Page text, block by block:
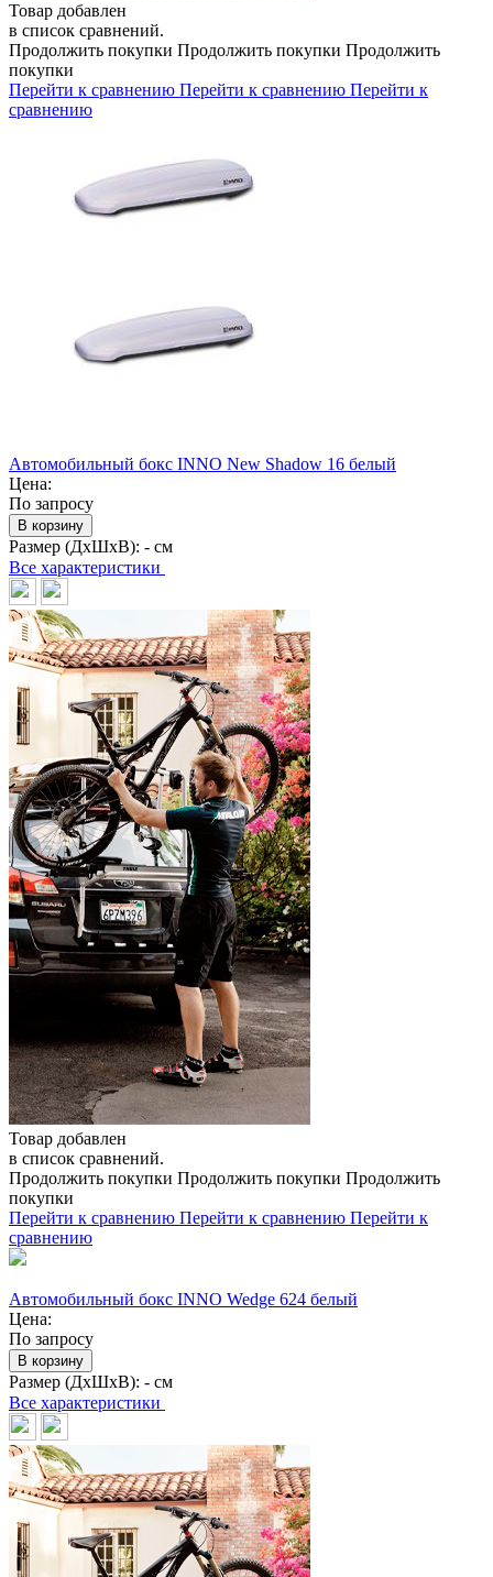
Товар добавлен
в список сравнений.
Продолжить покупки Продолжить покупки Продолжить
покупки
Перейти к сравнению Перейти к сравнению Перейти к
сравнению
Автомобильный бокс INNO New Shadow 16 белый
Цена:
По запросу
В корзину
Размер (ДхШхВ): - см
Все характеристики
Товар добавлен
в список сравнений.
Продолжить покупки Продолжить покупки Продолжить
покупки
Перейти к сравнению Перейти к сравнению Перейти к
сравнению
Автомобильный бокс INNO Wedge 624 белый
Цена:
По запросу
В корзину
Размер (ДхШхВ): - см
Все характеристики